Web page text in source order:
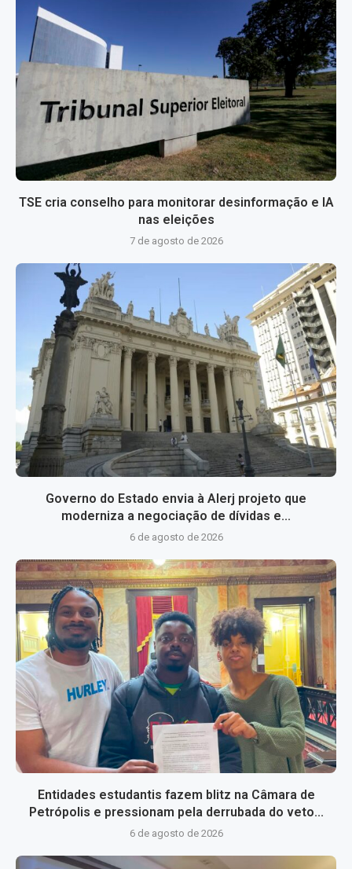
TSE cria conselho para monitorar desinformação e IA
nas eleições
7 de agosto de 2026
Governo do Estado envia à Alerj projeto que
moderniza a negociação de dívidas e...
6 de agosto de 2026
Entidades estudantis fazem blitz na Câmara de
Petrópolis e pressionam pela derrubada do veto...
6 de agosto de 2026